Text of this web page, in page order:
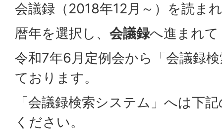
会議録（2018年12月～）を読ま
暦年を選択し、 会議録へ進まれ
令和7年6月定例会から「会議録
ております。
「会議録検索システム」へは下
ください。